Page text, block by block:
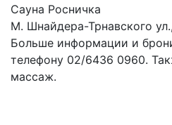
Сауна Росничка
М. Шнайдера-Трнавского
Больше информации и
телефону 02/6436 0960.
массаж.